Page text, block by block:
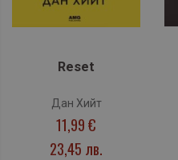
Reset
Дан Хийт
11,99 €
23,45 лв.